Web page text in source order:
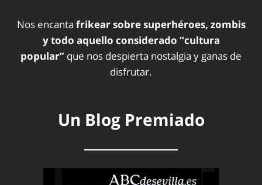
Nos encanta frikear sobre superhéroes, zombis
y todo aquello considerado “cultura
popular” que nos despierta nostalgia y ganas de
disfrutar.
Un Blog Premiado